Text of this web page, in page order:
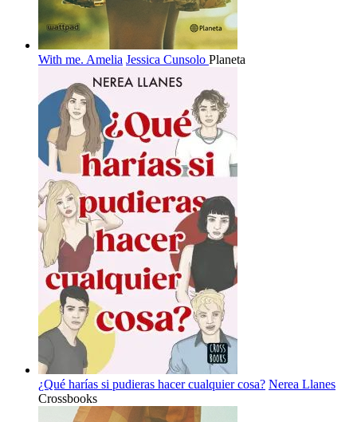
With me. Amelia Jessica Cunsolo Planeta
¿Qué harías si pudieras hacer cualquier cosa? Nerea Llanes
Crossbooks